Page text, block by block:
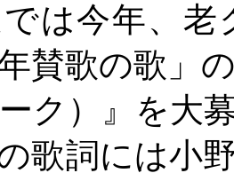
は今年、老
賛歌の歌」
ク）』を大
歌詞には小